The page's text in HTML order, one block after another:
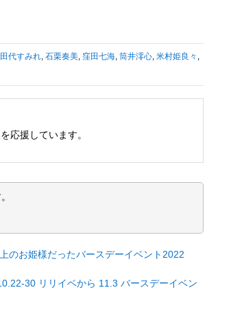
田代すみれ 石栗奏美 窪田七海 筒井澪心 米村姫良々
応援しています。
のお姫様だったバースデーイベント2022
30 リリイベから 11.3 バースデーイベン